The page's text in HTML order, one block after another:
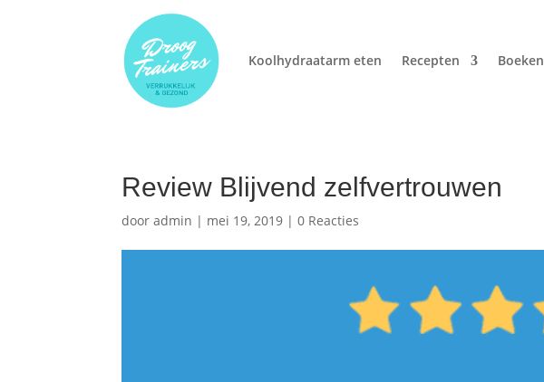
Koolhydraatarm eten Recepten Boeken
Review Blijvend zelfvertrouwen
dooradmin | mei 19, 2019 |0 Reacties